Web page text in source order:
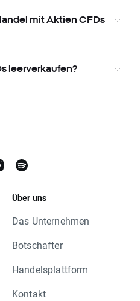
mit Aktien CFDs
leerverkaufen?
Über uns
Das Unternehmen
Botschafter
Handelsplattform
Kontakt